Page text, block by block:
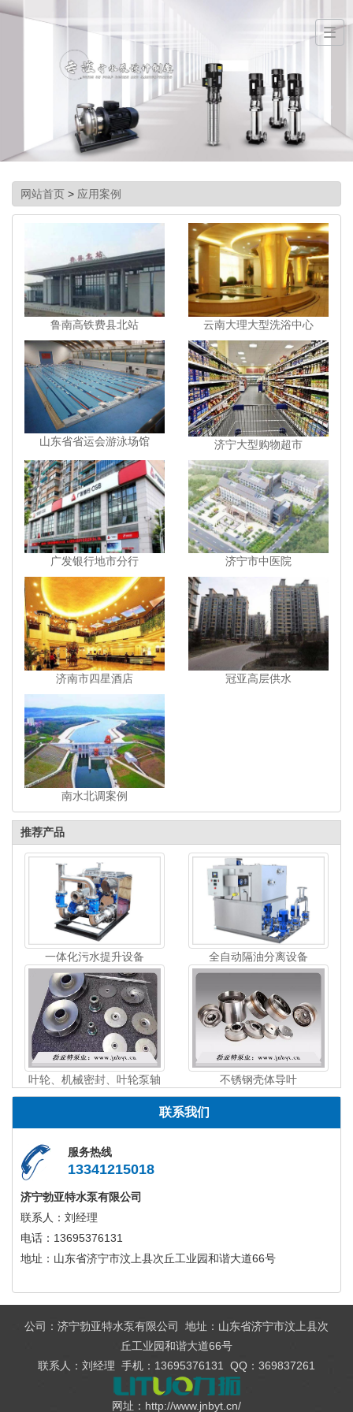
网站首页 > 应用案例
鲁南高铁费县北站 云南大理大型洗浴中心
山东省省运会游泳场馆 济宁大型购物超市
广发银行地市分行 济宁市中医院
济南市四星酒店 冠亚高层供水
南水北调案例
推荐产品
一体化污水提升设备 全自动隔油分离设备
叶轮、机械密封、叶轮泵轴 不锈钢壳体导叶
联系我们
服务热线
13341215018
济宁勃亚特水泵有限公司
联系人：刘经理
电话：13695376131
地址：山东省济宁市汶上县次丘工业园和谐大道66号
公司：济宁勃亚特水泵有限公司 地址：山东省济宁市汶上县次
丘工业园和谐大道66号
联系人：刘经理 手机：13695376131 QQ：369837261
网址：http://www.jnbyt.cn/